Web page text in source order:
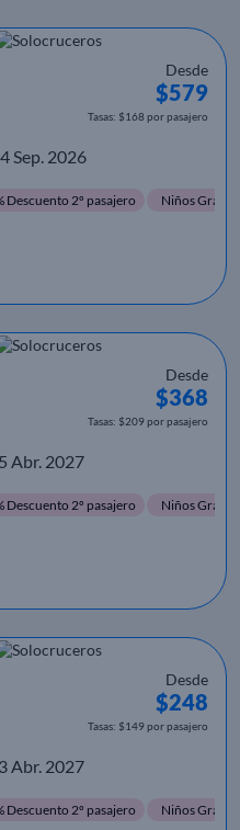
Desde
$579
Tasas: $168 por pasajero
Sep. 2026
Descuento 2º pasajero Niños Gratis
Desde
$368
Tasas: $209 por pasajero
Abr. 2027
Descuento 2º pasajero Niños Gratis
Desde
$248
Tasas: $149 por pasajero
Abr. 2027
Descuento 2º pasajero Niños Gratis